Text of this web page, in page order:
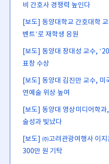
비 간호사 경쟁력 높인다
[보도] 동양대학교 간호대학
벤트’로 재학생 응원
[보도] 동양대 장대성 교수,
표창 수상
[보도] 동양대 김진만 교수, 미
연예술 위상 높여
[보도] 동양대 영상미디어학
술성과 빛났다
[보도] ㈜고려관광여행사 이
300만 원 기탁